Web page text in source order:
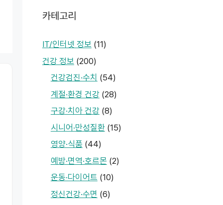
카테고리
IT/인터넷 정보 (11)
건강 정보 (200)
건강검진·수치 (54)
계절·환경 건강(28)
구강·치아 건강(8)
시니어·만성질환(15)
영양·식품 (44)
예방·면역·호르몬 (2)
운동·다이어트 (10)
정신건강·수면 (6)